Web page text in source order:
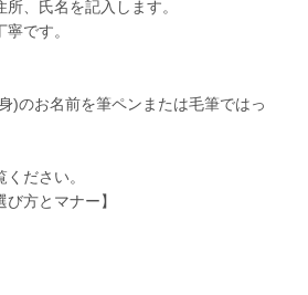
、氏名を記入します。
です。
)のお名前を筆ペンまたは毛筆ではっ
ださい。
方とマナー】